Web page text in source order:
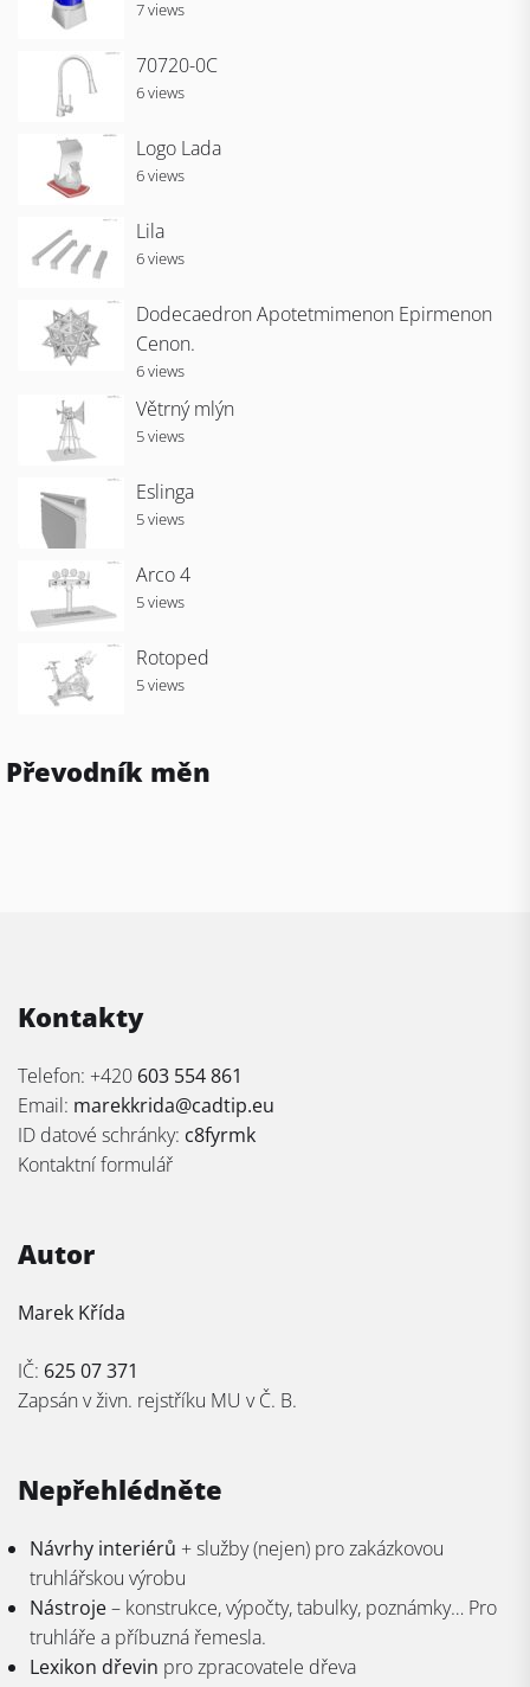
7 views
70720-0C
6 views
Logo Lada
6 views
Lila
6 views
Dodecaedron Apotetmimenon Epirmenon
Cenon.
6 views
Větrný mlýn
5 views
Eslinga
5 views
Arco 4
5 views
Rotoped
5 views
Převodník měn
Kontakty
Telefon: +420 603 554 861
Email: marekkrida@cadtip.eu
ID datové schránky: c8fyrmk
Kontaktní formulář
Autor
Marek Křída
IČ: 625 07 371
Zapsán v živn. rejstříku MU v Č. B.
Nepřehlédněte
Návrhy interiérů + služby (nejen) pro zakázkovou
truhlářskou výrobu
Nástroje– konstrukce, výpočty, tabulky, poznámky… Pro
truhláře a příbuzná řemesla.
Lexikon dřevin pro zpracovatele dřeva